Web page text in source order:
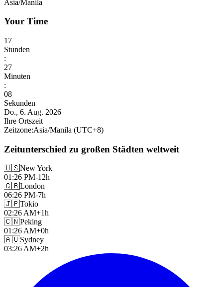
Asia/Manila
Your Time
17
Stunden
:
27
Minuten
:
10
Sekunden
Do., 6. Aug. 2026
Ihre Ortszeit
Zeitzone:Asia/Manila (UTC+8)
Zeitunterschied zu großen Städten weltweit
🇺🇸New York
01:26 PM-12h
🇬🇧London
06:26 PM-7h
🇯🇵Tokio
02:26 AM+1h
🇨🇳Peking
01:26 AM+0h
🇦🇺Sydney
03:26 AM+2h